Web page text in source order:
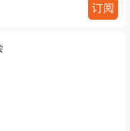
订阅